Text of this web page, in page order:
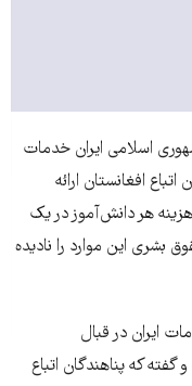
اسلامی ایران خدمات
افغانستان ارائه
هر دانش‌آموز در یک
این موارد را نادیده
ایران در قبال
گفته که پناهندگان اتباع